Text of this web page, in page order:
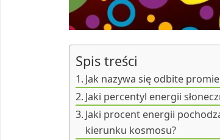
Spis treści
Jak nazywa się odbite
Jaki percentyl energii
Jaki procent energii
kierunku kosmosu?